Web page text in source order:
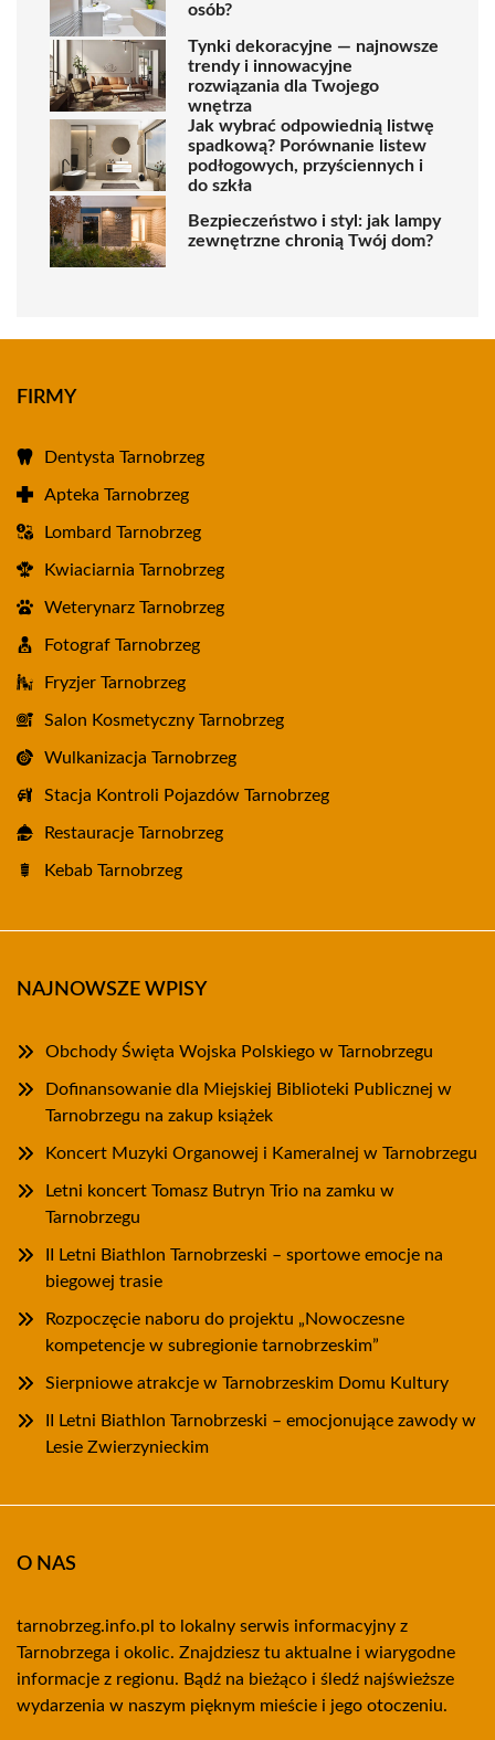
osób?
Tynki dekoracyjne — najnowsze
trendy i innowacyjne
rozwiązania dla Twojego
wnętrza
Jak wybrać odpowiednią listwę
spadkową? Porównanie listew
podłogowych, przyściennych i
do szkła
Bezpieczeństwo i styl: jak lampy
zewnętrzne chronią Twój dom?
FIRMY
Dentysta Tarnobrzeg
Apteka Tarnobrzeg
Lombard Tarnobrzeg
Kwiaciarnia Tarnobrzeg
Weterynarz Tarnobrzeg
Fotograf Tarnobrzeg
Fryzjer Tarnobrzeg
Salon Kosmetyczny Tarnobrzeg
Wulkanizacja Tarnobrzeg
Stacja Kontroli Pojazdów Tarnobrzeg
Restauracje Tarnobrzeg
Kebab Tarnobrzeg
NAJNOWSZE WPISY
Obchody Święta Wojska Polskiego w Tarnobrzegu
Dofinansowanie dla Miejskiej Biblioteki Publicznej w
Tarnobrzegu na zakup książek
Koncert Muzyki Organowej i Kameralnej w Tarnobrzegu
Letni koncert Tomasz Butryn Trio na zamku w
Tarnobrzegu
II Letni Biathlon Tarnobrzeski – sportowe emocje na
biegowej trasie
Rozpoczęcie naboru do projektu „Nowoczesne
kompetencje w subregionie tarnobrzeskim”
Sierpniowe atrakcje w Tarnobrzeskim Domu Kultury
II Letni Biathlon Tarnobrzeski – emocjonujące zawody w
Lesie Zwierzynieckim
O NAS
tarnobrzeg.info.pl to lokalny serwis informacyjny z
Tarnobrzega i okolic. Znajdziesz tu aktualne i wiarygodne
informacje z regionu. Bądź na bieżąco i śledź najświeższe
wydarzenia w naszym pięknym mieście i jego otoczeniu.